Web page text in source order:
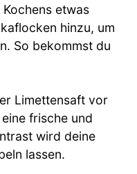
etwas
hinzu, um
So bekommst du
Limettensaft vor
frische und
wird deine
lassen.